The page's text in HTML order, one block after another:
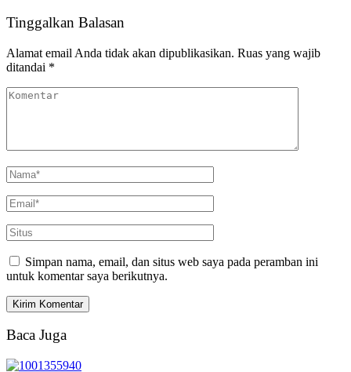
Tinggalkan Balasan
Alamat email Anda tidak akan dipublikasikan. Ruas yang wajib
ditandai *
Simpan nama, email, dan situs web saya pada peramban ini
untuk komentar saya berikutnya.
Baca Juga